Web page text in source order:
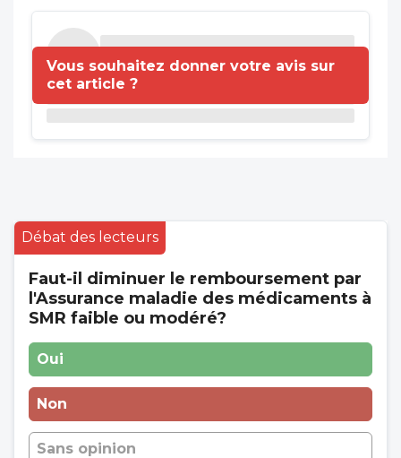
Vous souhaitez donner votre avis sur
cet article ?
Débat des lecteurs
Faut-il diminuer le remboursement par
l'Assurance maladie des médicaments à
SMR faible ou modéré?
Oui
Non
Sans opinion